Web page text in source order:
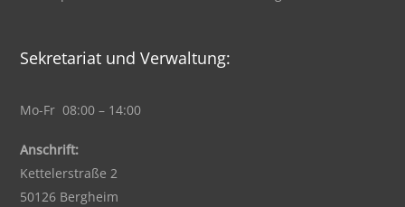
Sekretariat und Verwaltung:
Mo-Fr 08:00 – 14:00
Anschrift:
Kettelerstraße 2
50126 Bergheim